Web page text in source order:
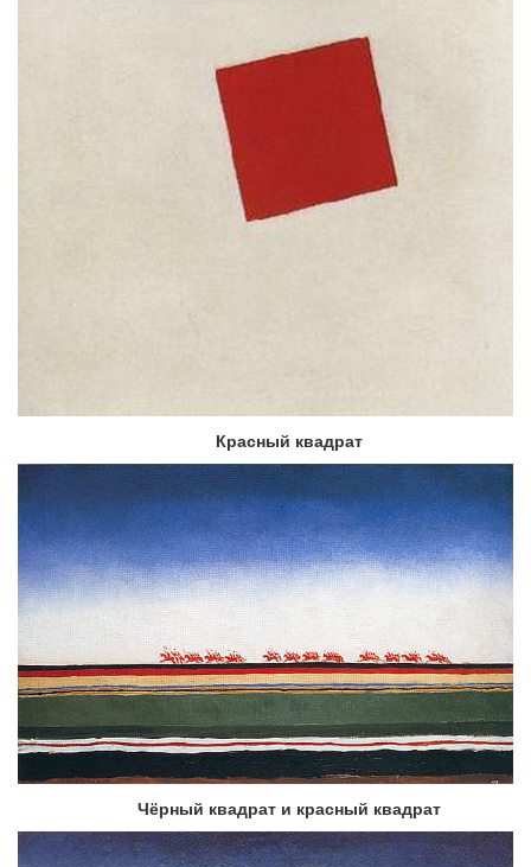
Красный квадрат
Чёрный квадрат и красный квадрат